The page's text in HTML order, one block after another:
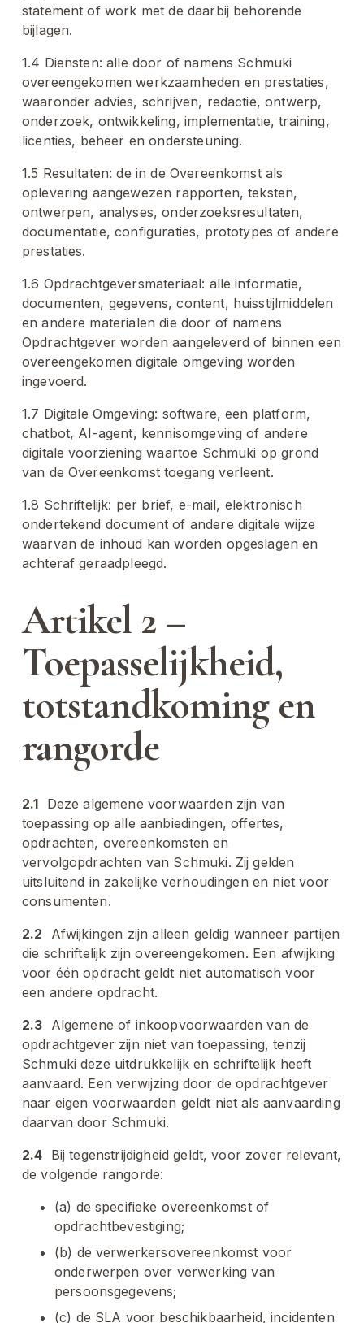
statement of work met de daarbij behorende
bijlagen.
1.4 Diensten: alle door of namens Schmuki
overeengekomen werkzaamheden en prestaties,
waaronder advies, schrijven, redactie, ontwerp,
onderzoek, ontwikkeling, implementatie, training,
licenties, beheer en ondersteuning.
1.5 Resultaten: de in de Overeenkomst als
oplevering aangewezen rapporten, teksten,
ontwerpen, analyses, onderzoeksresultaten,
documentatie, configuraties, prototypes of andere
prestaties.
1.6 Opdrachtgeversmateriaal: alle informatie,
documenten, gegevens, content, huisstijlmiddelen
en andere materialen die door of namens
Opdrachtgever worden aangeleverd of binnen een
overeengekomen digitale omgeving worden
ingevoerd.
1.7 Digitale Omgeving: software, een platform,
chatbot, AI-agent, kennisomgeving of andere
digitale voorziening waartoe Schmuki op grond
van de Overeenkomst toegang verleent.
1.8 Schriftelijk: per brief, e-mail, elektronisch
ondertekend document of andere digitale wijze
waarvan de inhoud kan worden opgeslagen en
achteraf geraadpleegd.
Artikel 2 –
Toepasselijkheid,
totstandkoming en
rangorde
2.1 Deze algemene voorwaarden zijn van
toepassing op alle aanbiedingen, offertes,
opdrachten, overeenkomsten en
vervolgopdrachten van Schmuki. Zij gelden
uitsluitend in zakelijke verhoudingen en niet voor
consumenten.
2.2 Afwijkingen zijn alleen geldig wanneer partijen
die schriftelijk zijn overeengekomen. Een afwijking
voor één opdracht geldt niet automatisch voor
een andere opdracht.
2.3 Algemene of inkoopvoorwaarden van de
opdrachtgever zijn niet van toepassing, tenzij
Schmuki deze uitdrukkelijk en schriftelijk heeft
aanvaard. Een verwijzing door de opdrachtgever
naar eigen voorwaarden geldt niet als aanvaarding
daarvan door Schmuki.
2.4 Bij tegenstrijdigheid geldt, voor zover relevant,
de volgende rangorde:
(a) de specifieke overeenkomst of
opdrachtbevestiging;
(b) de verwerkersovereenkomst voor
onderwerpen over verwerking van
persoonsgegevens;
(c) de SLA voor beschikbaarheid, incidenten